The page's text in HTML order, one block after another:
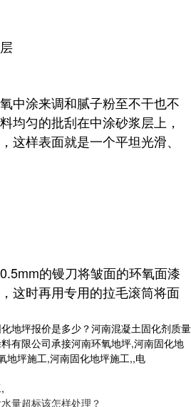
中涂来调和腻子粉至不干也不
均匀的批刮在中涂砂浆层上，
这样表面就是一个平坦光滑、
的镘刀将皱面的环氧面漆
这时再用专用的拉毛滚筒将面
地坪报价是多少？河南混凝土固化剂质量
有限公司承接河南环氧地坪,河南固化地
地坪施工,河南固化地坪施工,,电
,
量超标该怎样处理？